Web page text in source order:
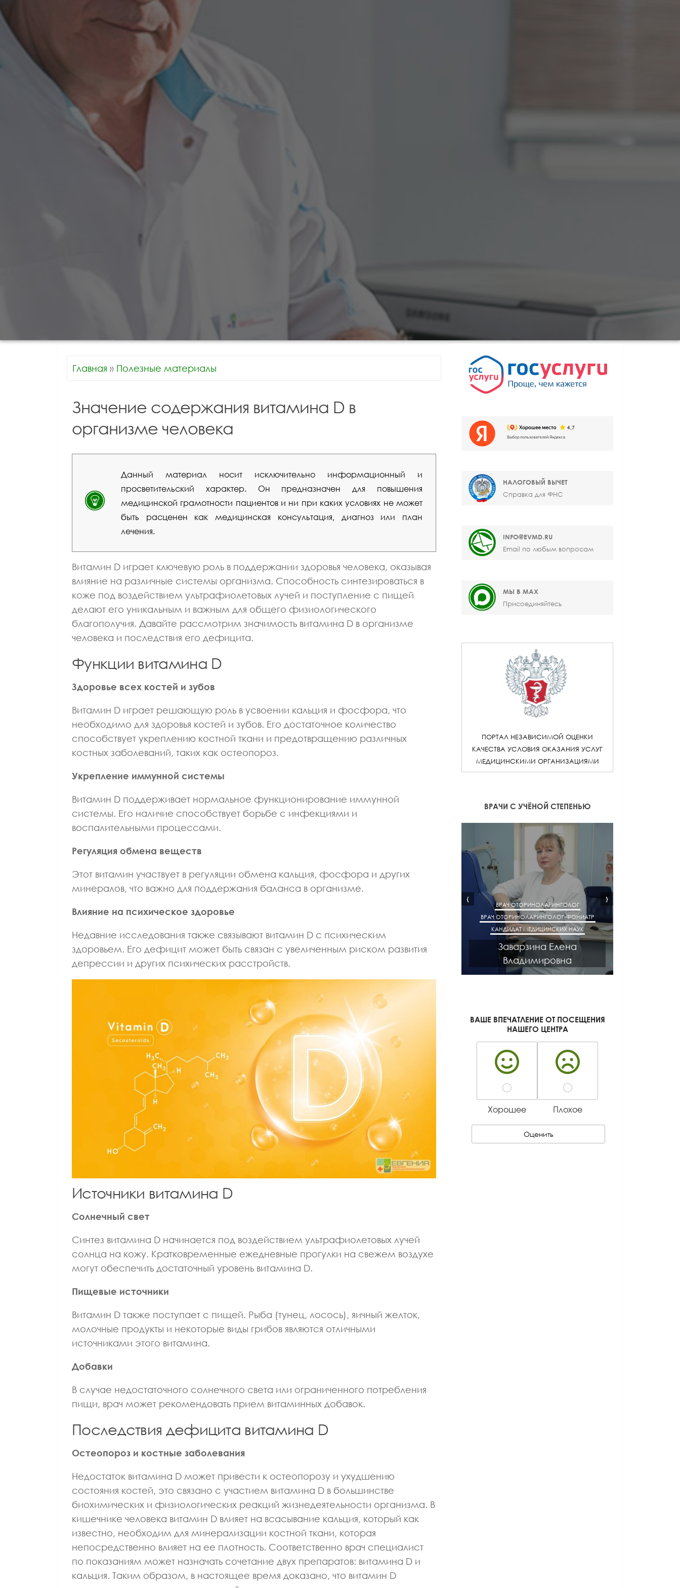
Главная » Полезные материалы
Значение содержания витамина D в
организме человека
Данный материал носит исключительно информационный и
просветительский характер. Он предназначен для повышения
медицинской грамотности пациентов и ни при каких условиях не может
быть расценен как медицинская консультация, диагноз или план
лечения.
Витамин D играет ключевую роль в поддержании здоровья человека, оказывая
влияние на различные системы организма. Способность синтезироваться в
коже под воздействием ультрафиолетовых лучей и поступление с пищей
делают его уникальным и важным для общего физиологического
благополучия. Давайте рассмотрим значимость витамина D в организме
человека и последствия его дефицита.
Функции витамина D
Здоровье всех костей и зубов
Витамин D играет решающую роль в усвоении кальция и фосфора, что
необходимо для здоровья костей и зубов. Его достаточное количество
способствует укреплению костной ткани и предотвращению различных
костных заболеваний, таких как остеопороз.
Укрепление иммунной системы
Витамин D поддерживает нормальное функционирование иммунной
системы. Его наличие способствует борьбе с инфекциями и
воспалительными процессами.
Регуляция обмена веществ
Этот витамин участвует в регуляции обмена кальция, фосфора и других
минералов, что важно для поддержания баланса в организме.
Влияние на психическое здоровье
Недавние исследования также связывают витамин D с психическим
здоровьем. Его дефицит может быть связан с увеличенным риском развития
депрессии и других психических расстройств.
Источники витамина D
Солнечный свет
Синтез витамина D начинается под воздействием ультрафиолетовых лучей
солнца на кожу. Кратковременные ежедневные прогулки на свежем воздухе
могут обеспечить достаточный уровень витамина D.
Пищевые источники
Витамин D также поступает с пищей. Рыба (тунец, лосось), яичный желток,
молочные продукты и некоторые виды грибов являются отличными
источниками этого витамина.
Добавки
В случае недостаточного солнечного света или ограниченного потребления
пищи, врач может рекомендовать прием витаминных добавок.
Последствия дефицита витамина D
Остеопороз и костные заболевания
Недостаток витамина D может привести к остеопорозу и ухудшению
состояния костей, это связано с участием витамина D в большинстве
биохимических и физиологических реакций жизнедеятельности организма. В
кишечнике человека витамин D влияет на всасывание кальция, который как
известно, необходим для минерализации костной ткани, которая
непосредственно влияет на ее плотность. Соответственно врач специалист
по показаниям может назначать сочетание двух препаратов: витамина D и
кальция. Таким образом, в настоящее время доказано, что витамин D
НАЛОГОВЫЙ ВЫЧЕТ
Справка для ФНС
INFO@EVMD.RU
Email по любым вопросам
МЫ В MAX
Присоединяйтесь
ПОРТАЛ НЕЗАВИСИМОЙ ОЦЕНКИ
КАЧЕСТВА УСЛОВИЯ ОКАЗАНИЯ УСЛУГ
МЕДИЦИНСКИМИ ОРГАНИЗАЦИЯМИ
ВРАЧИ С УЧЁНОЙ СТЕПЕНЬЮ
ВРАЧ ГАСТРОЭНТЕРОЛОГ
ВРАЧ ТЕРАПЕВТ
Лазуткина Елена
Леонидовна
ВРАЧ ФИЗИОТЕРАПЕВТ
Алатарцева Светлана
Александровна
Макарова Ася
ВРАЧ ОТОРИНОЛАРИНГОЛОГ
ВРАЧ ОТОРИНОЛАРИНГОЛОГ-ФОНИАТР
КАНДИДАТ МЕДИЦИНСКИХ НАУК
Заварзина Елена
Владимировна
‹ ›
ВАШЕ ВПЕЧАТЛЕНИЕ ОТ ПОСЕЩЕНИЯ
НАШЕГО ЦЕНТРА
Хорошее Плохое
Оценить